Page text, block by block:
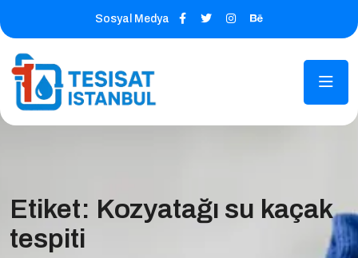
Sosyal Medya
Etiket: Kozyatağı su kaçak
tespiti